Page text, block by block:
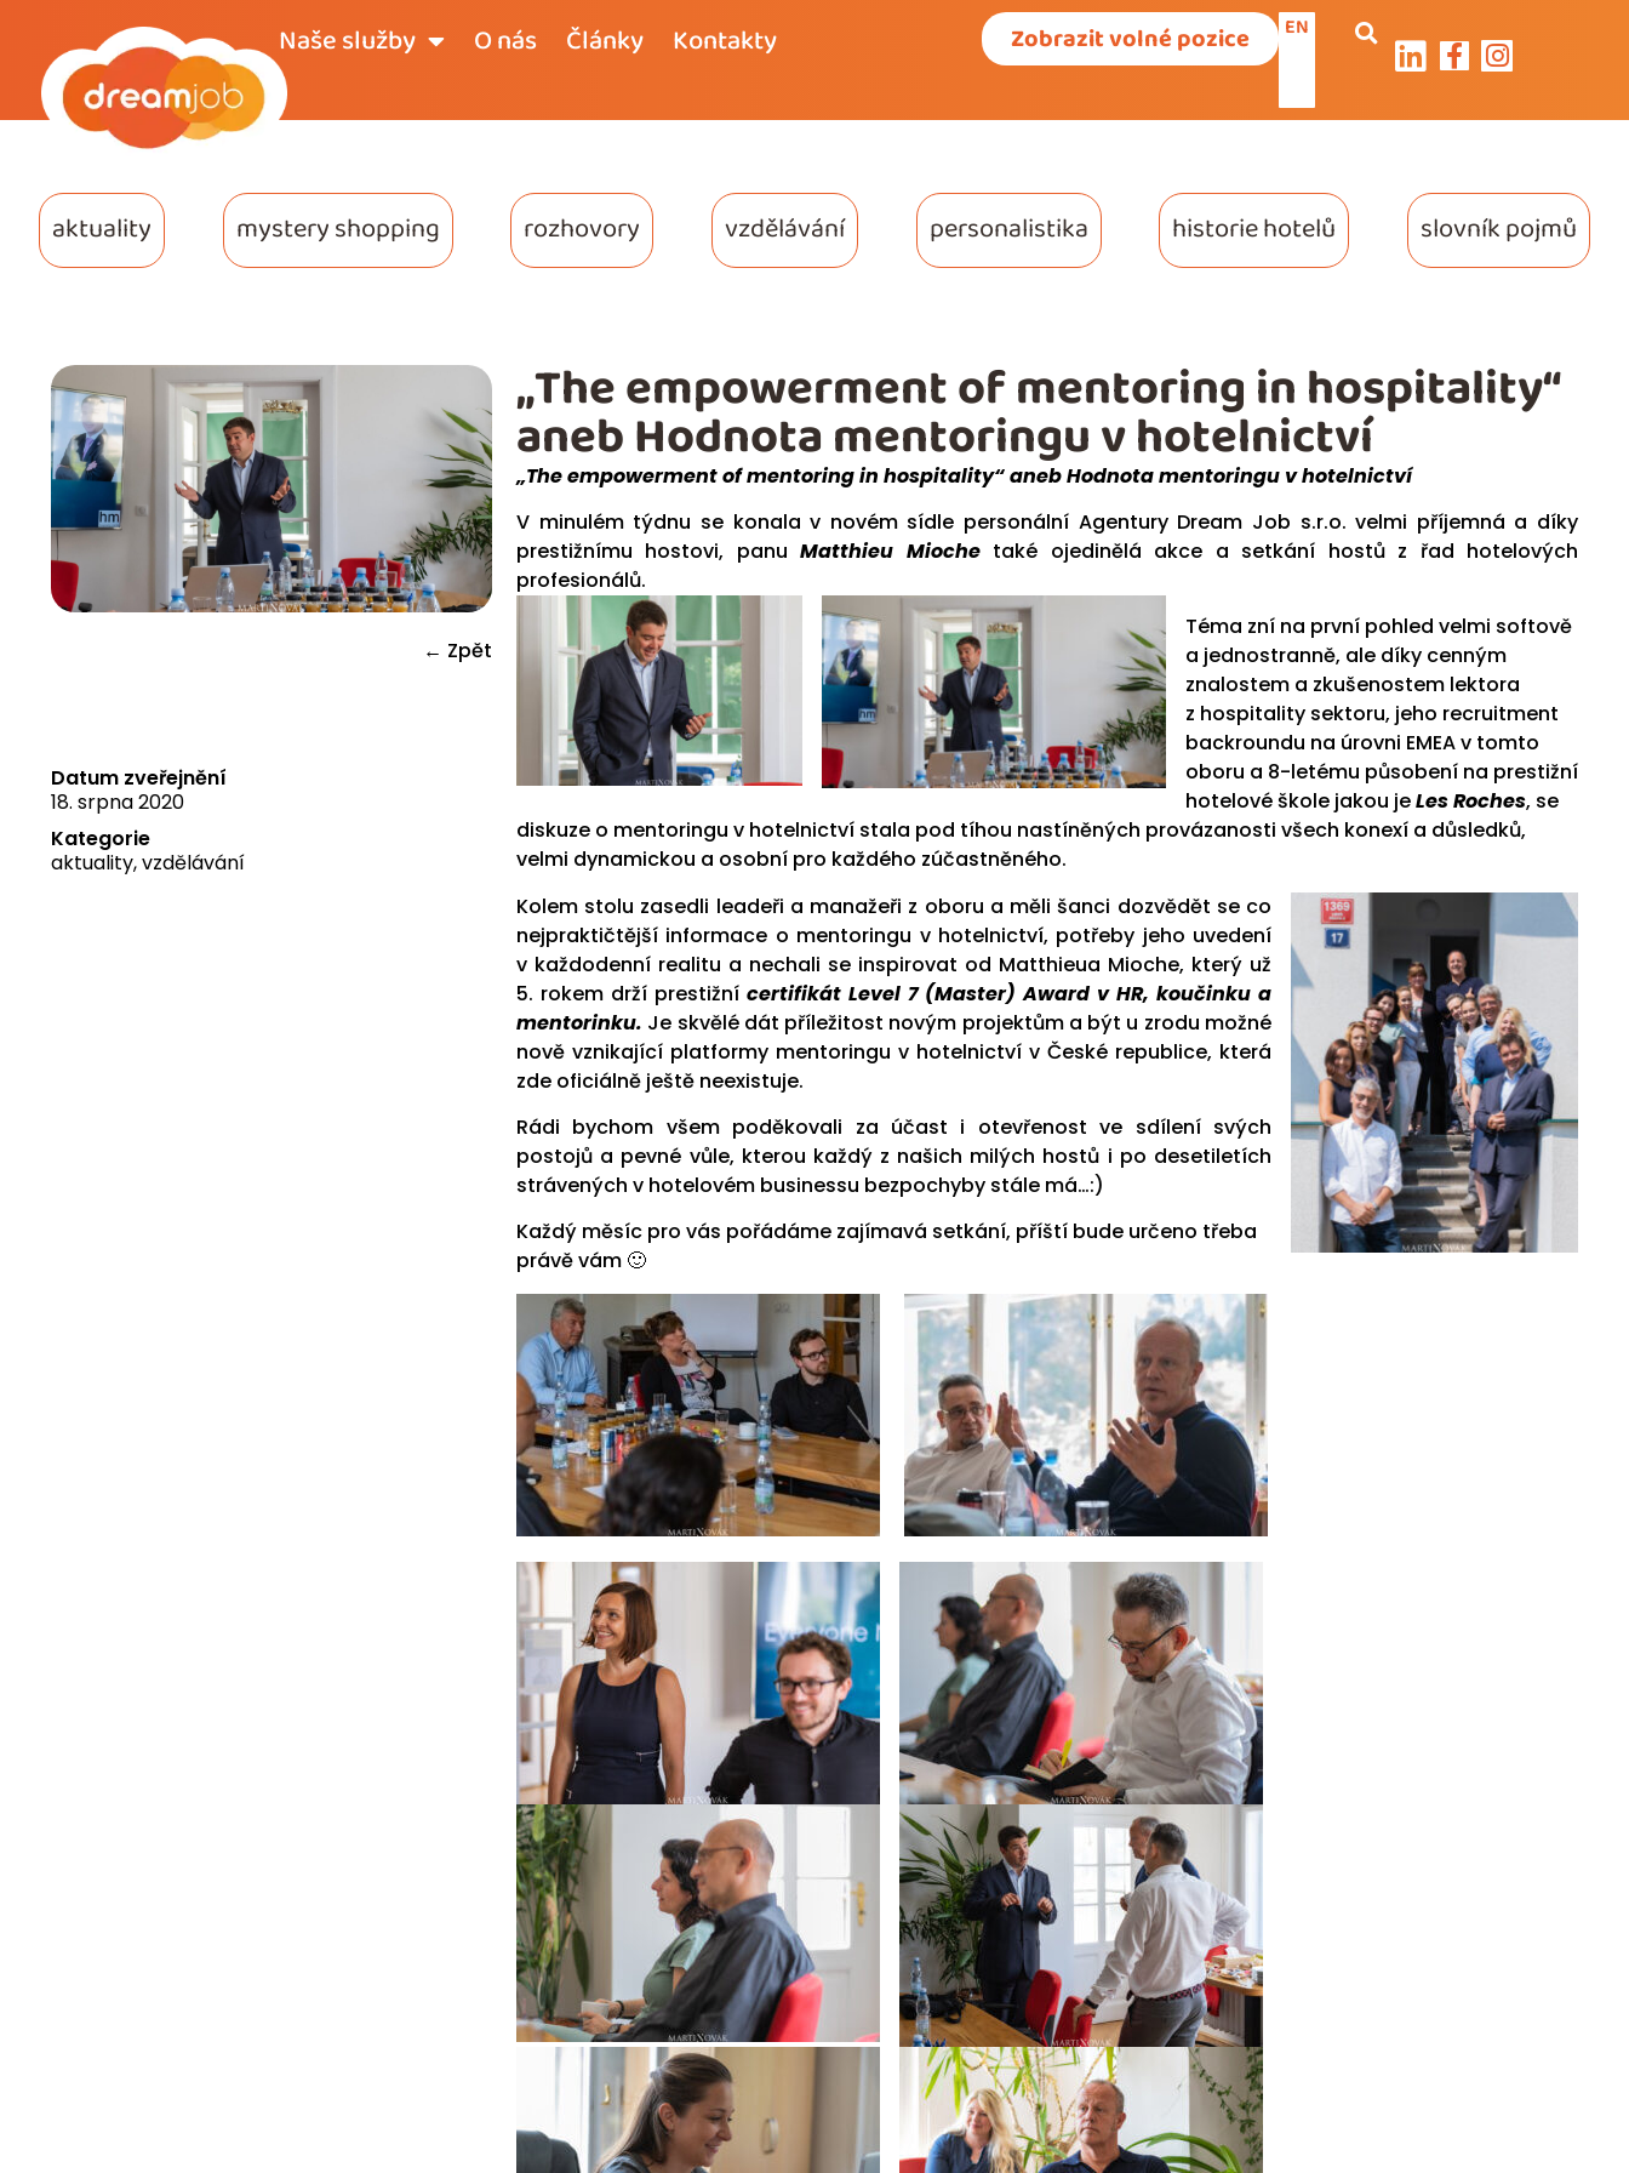
Naše služby O nás Články Kontakty Zobrazit volné pozice EN
aktuality mystery shopping rozhovory vzdělávání personalistika historie hotelů slovník pojmů
← Zpět
Datum zveřejnění
18. srpna 2020
Kategorie
aktuality,vzdělávání
„The empowerment of mentoring in hospitality“ aneb Hodnota mentoringu v hotelnictví
V minulém týdnu se konala v novém sídle personální Agentury Dream Job s.r.o. velmi příjemná a díky
prestižnímu hostovi, panuMatthieu Miochetaké ojedinělá akce a setkání hostů z řad hotelových
profesionálů.
Téma zní na první pohled velmi softově
a jednostranně, ale díky cenným
znalostem a zkušenostem lektora
z hospitality sektoru, jeho recruitment
backroundu na úrovni EMEA v tomto
oboru a 8-letému působení na prestižní
hotelové škole jakou jeLes Roches, se
diskuze o mentoringu v hotelnictví stala pod tíhou nastíněných provázanosti všech konexí a důsledků,
velmi dynamickou a osobní pro každého zúčastněného.
Kolem stolu zasedli leadeři a manažeři z oboru a měli šanci dozvědět se co
nejpraktičtější informace o mentoringu v hotelnictví, potřeby jeho uvedení
v každodenní realitu a nechali se inspirovat od Matthieua Mioche, který už
5. rokem drží prestižní certifikát Level 7 (Master) Award v HR, koučinku a
mentorinku. Je skvělé dát příležitost novým projektům a být u zrodu možné
nově vznikající platformy mentoringu v hotelnictví v České republice, která
zde oficiálně ještě neexistuje.
Rádi bychom všem poděkovali za účast i otevřenost ve sdílení svých
postojů a pevné vůle, kterou každý z našich milých hostů i po desetiletích
strávených v hotelovém businessu bezpochyby stále má…:)
Každý měsíc pro vás pořádáme zajímavá setkání, příští bude určeno třeba
právě vám 🙂
„The empowerment of mentoring in hospitality“
aneb Hodnota mentoringu v hotelnictví